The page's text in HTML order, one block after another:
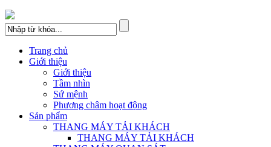
Trang chủ
Giới thiệu
Giới thiệu
Tầm nhìn
Sứ mệnh
Phương châm hoạt động
Sản phẩm
THANG MÁY TẢI KHÁCH
THANG MÁY TẢI KHÁCH